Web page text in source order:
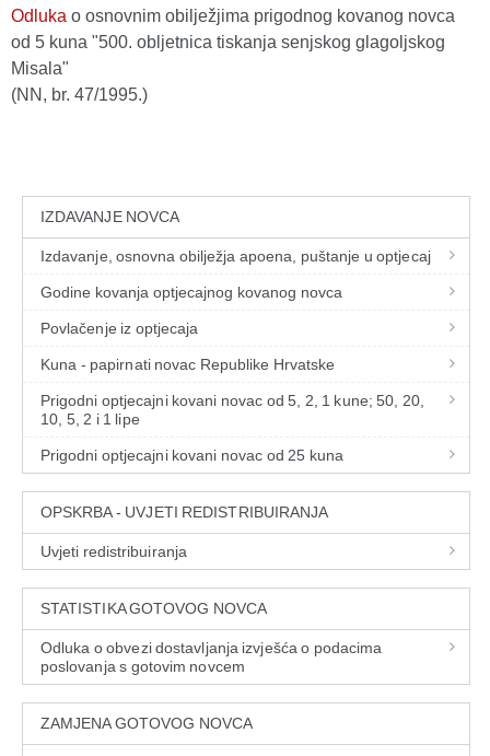
Odluka o osnovnim obilježjima prigodnog kovanog novca
od 5 kuna "500. obljetnica tiskanja senjskog glagoljskog
Misala"
(NN, br. 47/1995.)
IZDAVANJE NOVCA
Izdavanje, osnovna obilježja apoena, puštanje u optjecaj
Godine kovanja optjecajnog kovanog novca
Povlačenje iz optjecaja
Kuna - papirnati novac Republike Hrvatske
Prigodni optjecajni kovani novac od 5, 2, 1 kune; 50, 20,
10, 5, 2 i 1 lipe
Prigodni optjecajni kovani novac od 25 kuna
OPSKRBA - UVJETI REDISTRIBUIRANJA
Uvjeti redistribuiranja
STATISTIKA GOTOVOG NOVCA
Odluka o obvezi dostavljanja izvješća o podacima
poslovanja s gotovim novcem
ZAMJENA GOTOVOG NOVCA